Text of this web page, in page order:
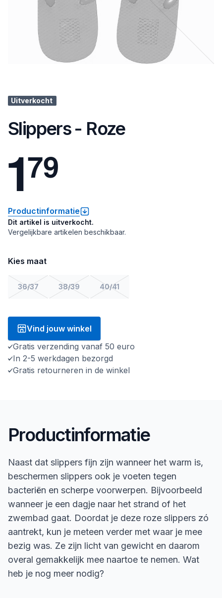
Uitverkocht
Slippers - Roze
179
Productinformatie
Dit artikel is uitverkocht.
Vergelijkbare artikelen beschikbaar.
Kies maat
36/37 38/39 40/41
Vind jouw winkel
Gratis verzending vanaf 50 euro
In 2-5 werkdagen bezorgd
Gratis retourneren in de winkel
Productinformatie
Naast dat slippers fijn zijn wanneer het warm is,
beschermen slippers ook je voeten tegen
bacteriën en scherpe voorwerpen. Bijvoorbeeld
wanneer je een dagje naar het strand of het
zwembad gaat. Doordat je deze roze slippers zó
aantrekt, kun je meteen verder met waar je mee
bezig was. Ze zijn licht van gewicht en daarom
overal gemakkelijk mee naartoe te nemen. Wat
heb je nog meer nodig?